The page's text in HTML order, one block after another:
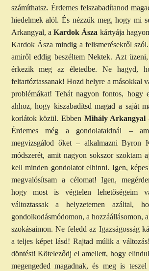
számíthatsz. Érdemes felszabadítanod
hiedelmek alól. És nézzük meg, hogy mi
Arkangyal, aKardok Ásza kártyája
Kardok Ásza mindig a felismerésekről
amiről eddig beszéltem Nektek. Azt
érkezik meg az életedbe. Ne hagyd,
feltartóztassanak! Hozd helyre a másokkal
problémákat! Tehát nagyon fontos, hogy
ahhoz, hogy kiszabadítsd magad a saját
korlátok közül. Ebben Mihály Arkangyal
Érdemes még a gondolataidnál –
megvizsgálod őket – alkalmazni Byron
módszerét, amit nagyon sokszor szoktam
kell minden gondolatot elhinni. Igen,
megvalósítsam a célomat! Igen,
hogy most is végtelen lehetőségeim
változtassak a helyzetemen azáltal,
gondolkodásmódomon, a hozzáállásomon,
szokásaimon. Ne feledd az Igazságosság
a teljes képet lásd! Rajtad múlik a
döntést! Köteleződj el amellett, hogy
megengeded magadnak, és meg is